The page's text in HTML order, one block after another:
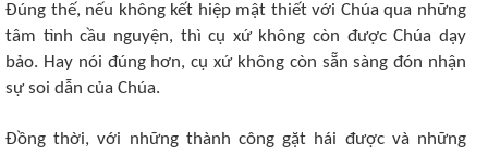
Đúng thế, nếu không kết hiệp mật thiết với Chúa qua những
tâm tình cầu nguyện, thì cụ xứ không còn được Chúa dạy
bảo. Hay nói đúng hơn, cụ xứ không còn sẵn sàng đón nhận
sự soi dẫn của Chúa.
Đồng thời, với những thành công gặt hái được và những